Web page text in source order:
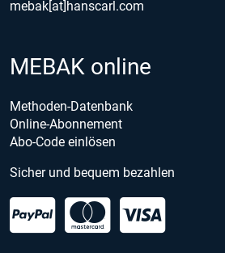
mebak[at]hanscarl.com
MEBAK online
Methoden-Datenbank
Online-Abonnement
Abo-Code einlösen
Sicher und bequem bezahlen